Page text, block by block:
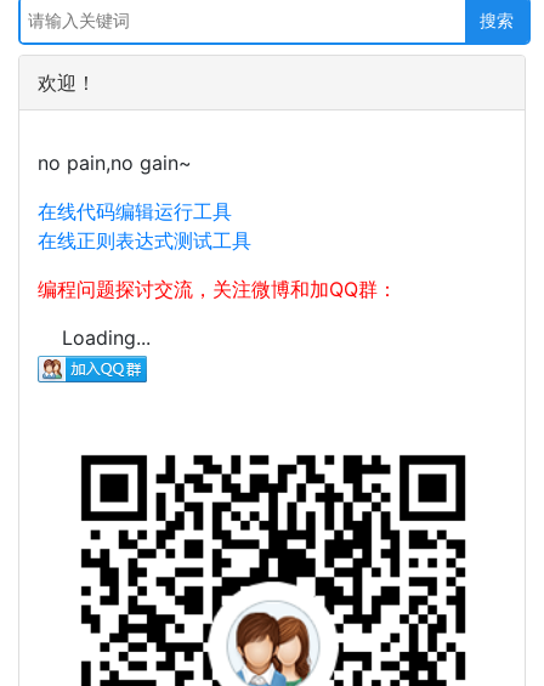
欢迎！
no pain,no gain~
在线代码编辑运行工具
在线正则表达式测试工具
编程问题探讨交流，关注微博和加QQ群：
Loading...